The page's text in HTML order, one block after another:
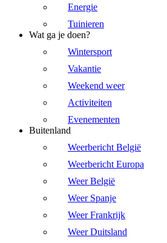
Energie
Tuinieren
Wat ga je doen?
Wintersport
Vakantie
Weekend weer
Activiteiten
Evenementen
Buitenland
Weerbericht België
Weerbericht Europa
Weer België
Weer Spanje
Weer Frankrijk
Weer Duitsland